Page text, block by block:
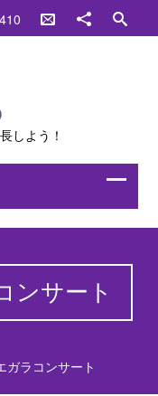
しよう！
ンサート
ラコンサート